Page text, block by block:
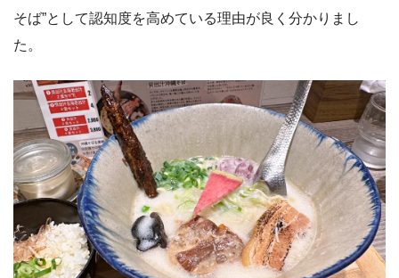
そば”として認知度を高めている理由が良く分かりまし
た。